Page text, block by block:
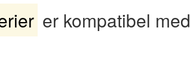
er kompatibel med